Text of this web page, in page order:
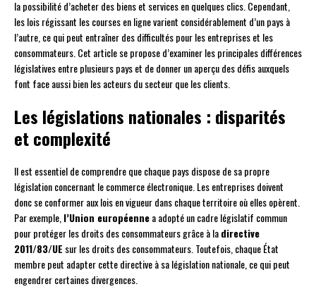
la possibilité d’acheter des biens et services en quelques clics. Cependant,
les lois régissant les courses en ligne varient considérablement d’un pays à
l’autre, ce qui peut entraîner des difficultés pour les entreprises et les
consommateurs. Cet article se propose d’examiner les principales différences
législatives entre plusieurs pays et de donner un aperçu des défis auxquels
font face aussi bien les acteurs du secteur que les clients.
Les législations nationales : disparités
et complexité
Il est essentiel de comprendre que chaque pays dispose de sa propre
législation concernant le commerce électronique. Les entreprises doivent
donc se conformer aux lois en vigueur dans chaque territoire où elles opèrent.
Par exemple,l’Union européennea adopté un cadre législatif commun
pour protéger les droits des consommateurs grâce à ladirective
2011/83/UE sur les droits des consommateurs. Toutefois, chaque État
membre peut adapter cette directive à sa législation nationale, ce qui peut
engendrer certaines divergences.